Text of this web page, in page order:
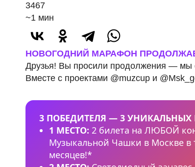
3467
~1 мин
НОВОГОДНИЙ МАРАФОН
Друзья! Вы просили продолжения — мы
Вместе с проектами @muzcup и
3 ПОБЕДИТЕЛЯ — 3 УНИКАЛЬНЫХ
1 МЕСТО: 2 билета на ЛЮБОЙ
Музыкальной Чашки в Москве в
месяцев!*